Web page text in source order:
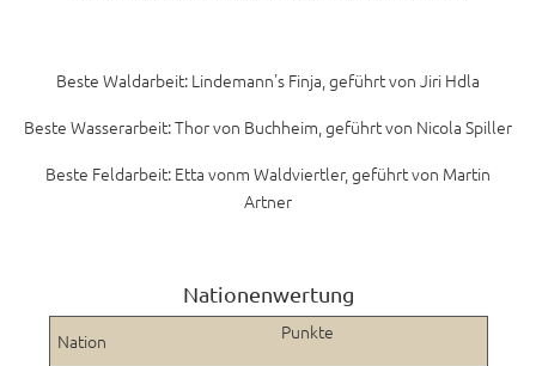
Beste Waldarbeit: Lindemann's Finja, geführt von Jiri Hdla
Beste Wasserarbeit: Thor von Buchheim, geführt von Nicola Spiller
Beste Feldarbeit: Etta vonm Waldviertler, geführt von Martin
Artner
Nationenwertung
Nation Punkte